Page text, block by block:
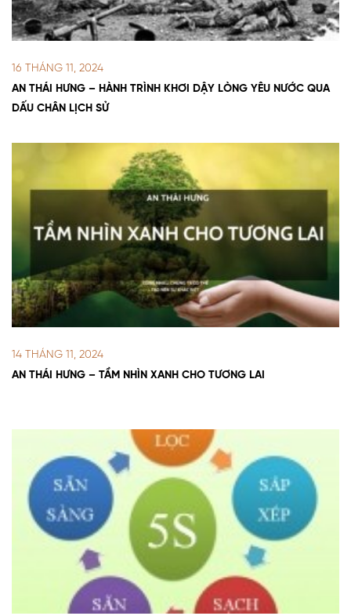
AN THÁI HƯNG – HÀNH TRÌNH KHƠI DẬY LÒNG YÊU NƯỚC QUA
DẤU CHÂN LỊCH SỬ
16 THÁNG 11, 2024
AN THÁI HƯNG – TẦM NHÌN XANH CHO TƯƠNG LAI
14 THÁNG 11, 2024